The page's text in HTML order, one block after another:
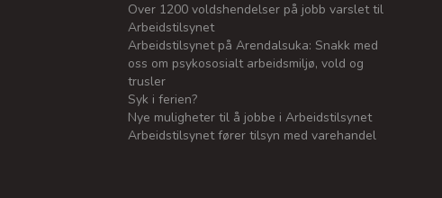
Over 1200 voldshendelser på jobb varslet til
Arbeidstilsynet
Arbeidstilsynet på Arendalsuka: Snakk med
oss om psykososialt arbeidsmiljø, vold og
trusler
Syk i ferien?
Nye muligheter til å jobbe i Arbeidstilsynet
Arbeidstilsynet fører tilsyn med varehandel